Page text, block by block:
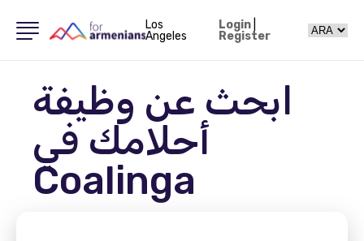
Los
Angeles
Login|
Register
ابحث عن وظيفة
أحلامك في
Coalinga